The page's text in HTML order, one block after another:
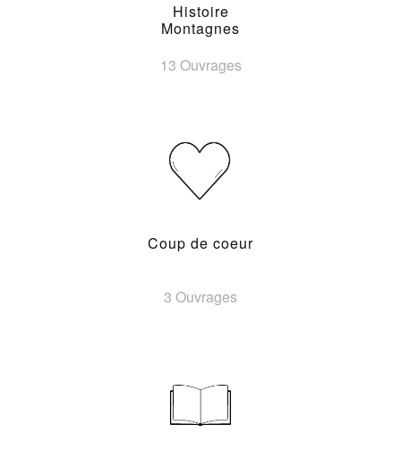
Histoire
Montagnes
13 Ouvrages
Coup de coeur
3 Ouvrages